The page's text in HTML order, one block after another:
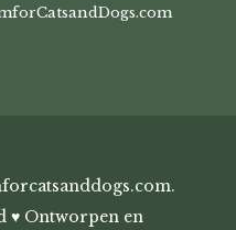
♥ Ontworpen en